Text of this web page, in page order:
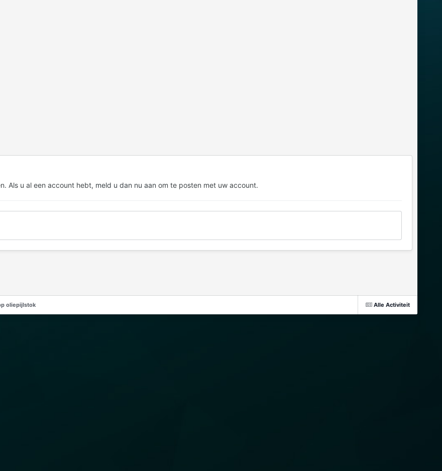
Als u al een account hebt, meld u dan nu aan om te posten met uw account.
Alle Activiteit
oliepijlstok